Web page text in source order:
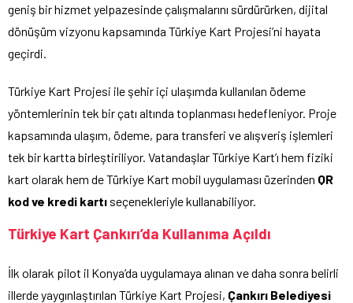
geniş bir hizmet yelpazesinde çalışmalarını sürdürürken, dijital
dönüşüm vizyonu kapsamında Türkiye Kart Projesi’ni hayata
geçirdi.
Türkiye Kart Projesi ile şehir içi ulaşımda kullanılan ödeme
yöntemlerinin tek bir çatı altında toplanması hedefleniyor. Proje
kapsamında ulaşım, ödeme, para transferi ve alışveriş işlemleri
tek bir kartta birleştiriliyor. Vatandaşlar Türkiye Kart’ı hem fiziki
kart olarak hem de Türkiye Kart mobil uygulaması üzerinden QR
kod ve kredi kartı seçenekleriyle kullanabiliyor.
Türkiye Kart Çankırı’da Kullanıma Açıldı
İlk olarak pilot il Konya’da uygulamaya alınan ve daha sonra belirli
illerde yaygınlaştırılan Türkiye Kart Projesi, Çankırı Belediyesi